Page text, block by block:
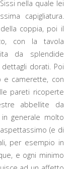
nella quale lei
capigliatura.
coppia, poi il
con la tavola
da splendide
dorati. Poi
e camerette, con
pareti ricoperte
abbellite da
generale molto
(e di
per esempio in
e ogni minimo